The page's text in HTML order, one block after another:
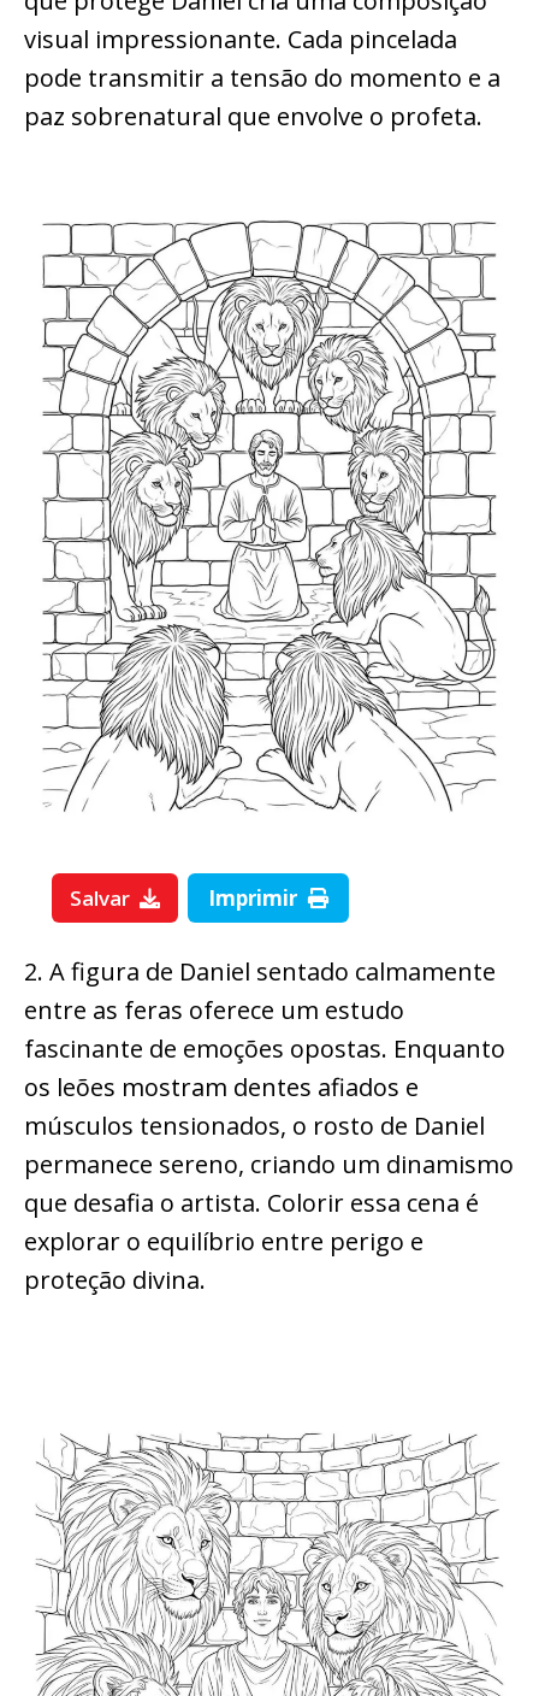
visual impressionante. Cada pincelada
pode transmitir a tensão do momento e a
paz sobrenatural que envolve o profeta.
Salvar Imprimir
2. A figura de Daniel sentado calmamente
entre as feras oferece um estudo
fascinante de emoções opostas. Enquanto
os leões mostram dentes afiados e
músculos tensionados, o rosto de Daniel
permanece sereno, criando um dinamismo
que desafia o artista. Colorir essa cena é
explorar o equilíbrio entre perigo e
proteção divina.